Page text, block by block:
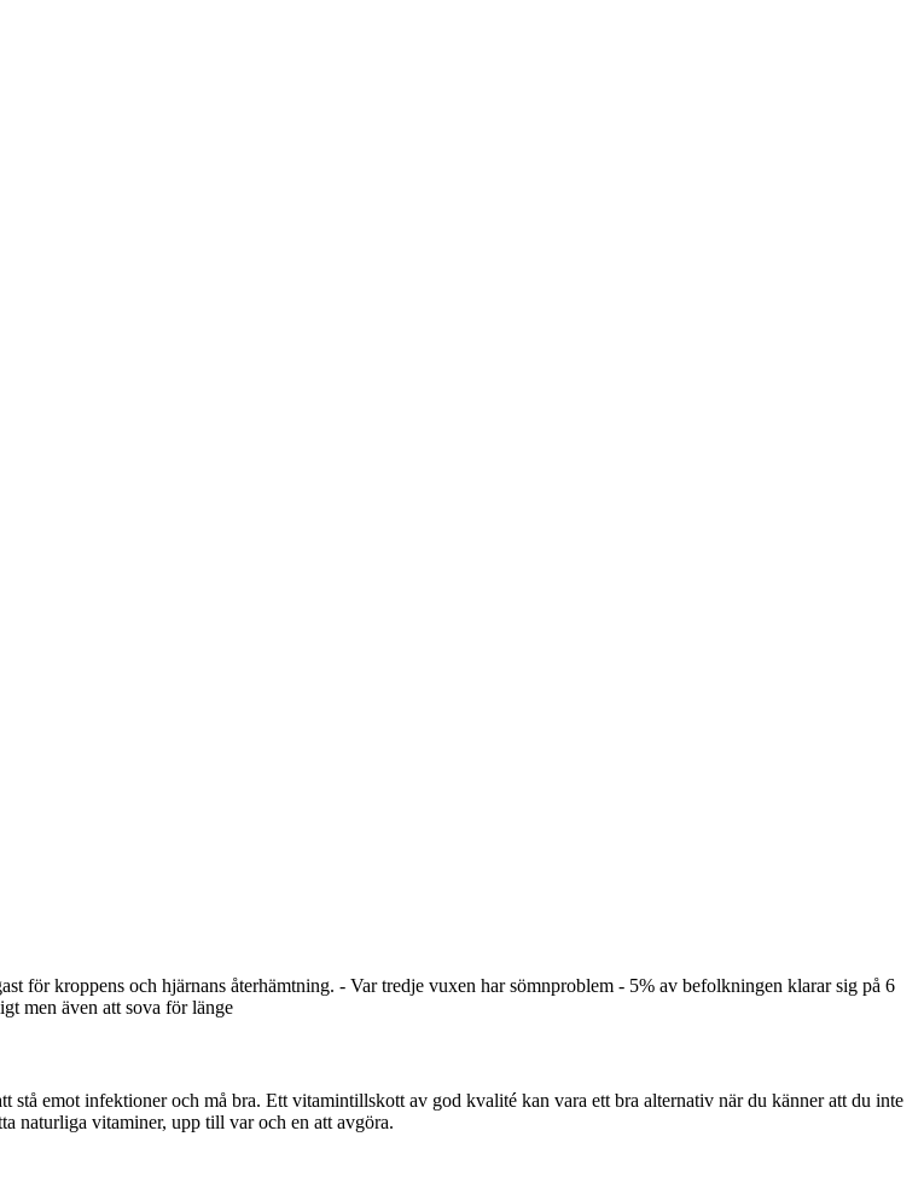
för kroppens och hjärnans återhämtning. - Var tredje vuxen har sömnproblem - 5% av befolkningen klarar sig på 6
men även att sova för länge
emot infektioner och må bra. Ett vitamintillskott av god kvalité kan vara ett bra alternativ när du känner att du inte
naturliga vitaminer, upp till var och en att avgöra.